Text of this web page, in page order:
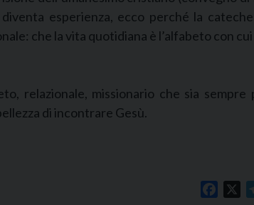
esperienza, ecco perché la
che la vita quotidiana è l’alfabeto con
relazionale, missionario che sia sempre
di incontrare Gesù.